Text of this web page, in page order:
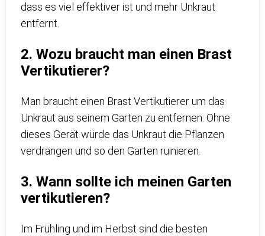
dass es viel effektiver ist und mehr Unkraut
entfernt.
2. Wozu braucht man einen Brast
Vertikutierer?
Man braucht einen Brast Vertikutierer um das
Unkraut aus seinem Garten zu entfernen. Ohne
dieses Gerät würde das Unkraut die Pflanzen
verdrängen und so den Garten ruinieren.
3. Wann sollte ich meinen Garten
vertikutieren?
Im Frühling und im Herbst sind die besten